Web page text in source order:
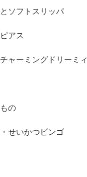
ソフトスリッパ
アス
ャーミングドリーミィ
の
せいかつビンゴ